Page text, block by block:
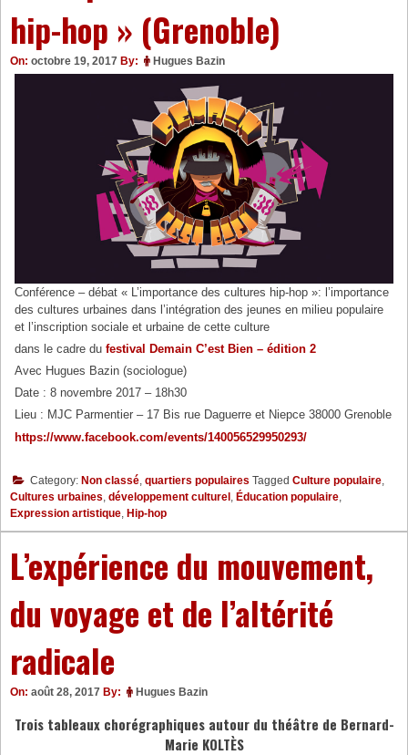
hip-hop » (Grenoble)
On: octobre 19, 2017 By: Hugues Bazin
Conférence – débat « L’importance des cultures hip-hop »: l’importance
des cultures urbaines dans l’intégration des jeunes en milieu populaire
et l’inscription sociale et urbaine de cette culture
dans le cadre dufestival Demain C’est Bien – édition 2
Avec Hugues Bazin (sociologue)
Date : 8 novembre 2017 – 18h30
Lieu : MJC Parmentier – 17 Bis rue Daguerre et Niepce 38000 Grenoble
https://www.facebook.com/events/140056529950293/
Category: Non classé quartiers populaires Tagged Culture populaire
Cultures urbaines développement culturel Éducation populaire
Expression artistique Hip-hop
L’expérience du mouvement,
du voyage et de l’altérité
radicale
On: août 28, 2017 By: Hugues Bazin
Trois tableaux chorégraphiques autour du théâtre de Bernard-
Marie KOLTÈS